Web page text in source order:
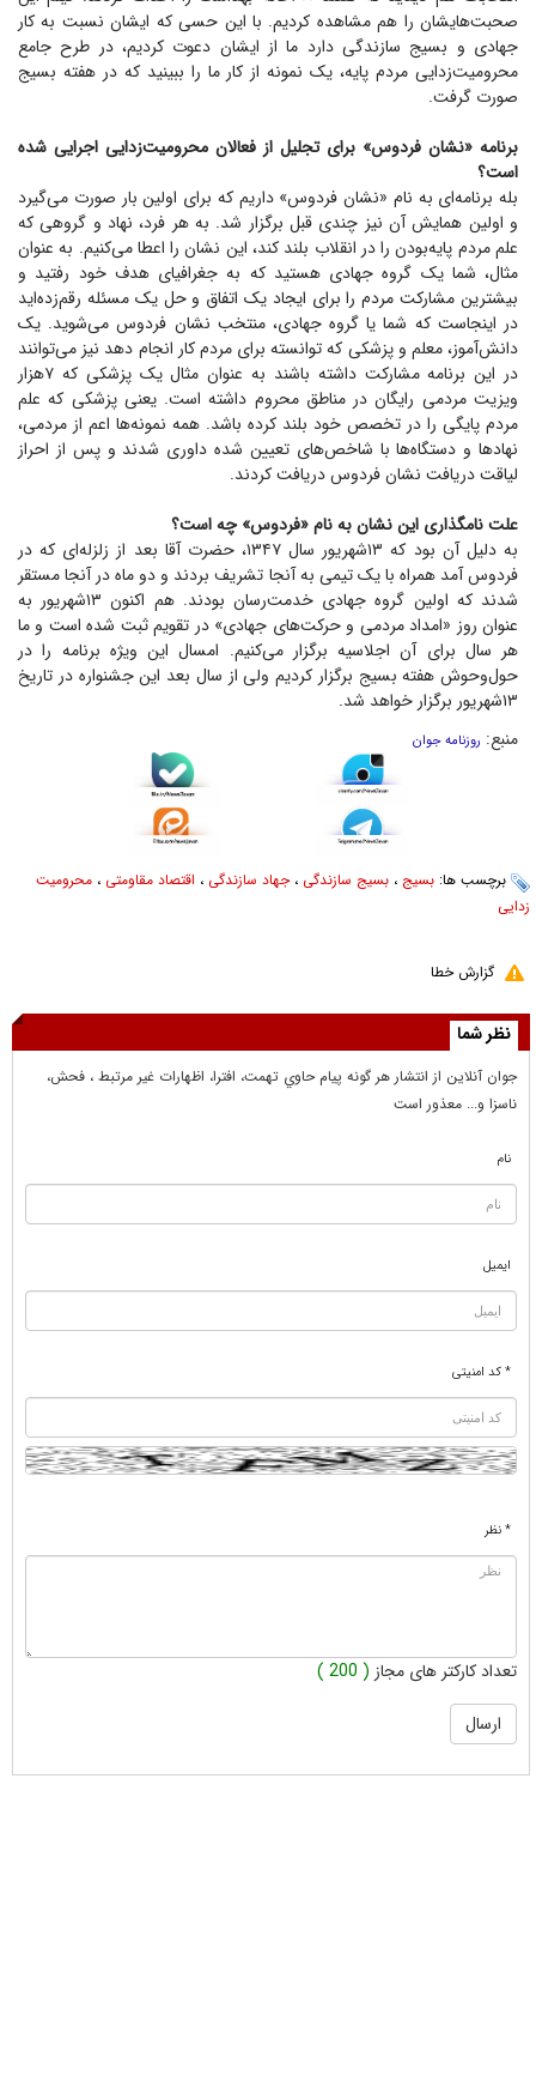
صحبت‌هایشان را هم مشاهده کردیم. با این حسی که ایشان نسبت به کار
جهادی و بسیج سازندگی دارد ما از ایشان دعوت کردیم، در طرح جامع
محرومیت‌زدایی مردم پایه، یک نمونه از کار ما را ببینید که در هفته بسیج
صورت گرفت.
برنامه «نشان فردوس» برای تجلیل از فعالان محرومیت‌زدایی اجرایی شده
است؟
بله برنامه‌ای به نام «نشان فردوس» داریم که برای اولین بار صورت می‌گیرد
و اولین همایش آن نیز چندی قبل برگزار شد. به هر فرد، نهاد و گروهی که
علم مردم پایه‌بودن را در انقلاب بلند کند، این نشان را اعطا می‌کنیم. به عنوان
مثال، شما یک گروه جهادی هستید که به جغرافیای هدف خود رفتید و
بیشترین مشارکت مردم را برای ایجاد یک اتفاق و حل یک مسئله رقم‌زده‌اید
در اینجاست که شما یا گروه جهادی، منتخب نشان فردوس می‌شوید. یک
دانش‌آموز، معلم و پزشکی که توانسته برای مردم کار انجام دهد نیز می‌توانند
در این برنامه مشارکت داشته باشند به عنوان مثال یک پزشکی که ۷هزار
ویزیت مردمی رایگان در مناطق محروم داشته است. یعنی پزشکی که علم
مردم پایگی را در تخصص خود بلند کرده باشد. همه نمونه‌ها اعم از مردمی،
نهاد‌ها و دستگاه‌ها با شاخص‌های تعیین شده داوری شدند و پس از احراز
لیاقت دریافت نشان فردوس دریافت کردند.
علت نامگذاری این نشان به نام «فردوس» چه است؟
به دلیل آن بود که ۱۳شهریور سال ۱۳۴۷، حضرت آقا بعد از زلزله‌ای که در
فردوس آمد همراه با یک تیمی به آنجا تشریف بردند و دو ماه در آنجا مستقر
شدند که اولین گروه جهادی خدمت‌رسان بودند. هم اکنون ۱۳شهریور به
عنوان روز «امداد مردمی و حرکت‌های جهادی» در تقویم ثبت شده است و ما
هر سال برای آن اجلاسیه برگزار می‌کنیم. امسال این ویژه برنامه را در
حول‌و‌حوش هفته بسیج برگزار کردیم ولی از سال بعد این جشنواره در تاریخ
۱۳شهریور برگزار خواهد شد.
منبع: روزنامه جوان
برچسب ها: بسیج ، بسیج سازندگی ،جهاد سازندگی ، اقتصاد مقاومتی ، محرومیت
زدایی
گزارش خطا
نظر شما
جوان آنلاين از انتشار هر گونه پيام حاوي تهمت، افترا، اظهارات غير مرتبط ، فحش،
ناسزا و... معذور است
نام
ایمیل
* کد امنیتی
* نظر
تعداد کارکتر های مجاز ( 200 )